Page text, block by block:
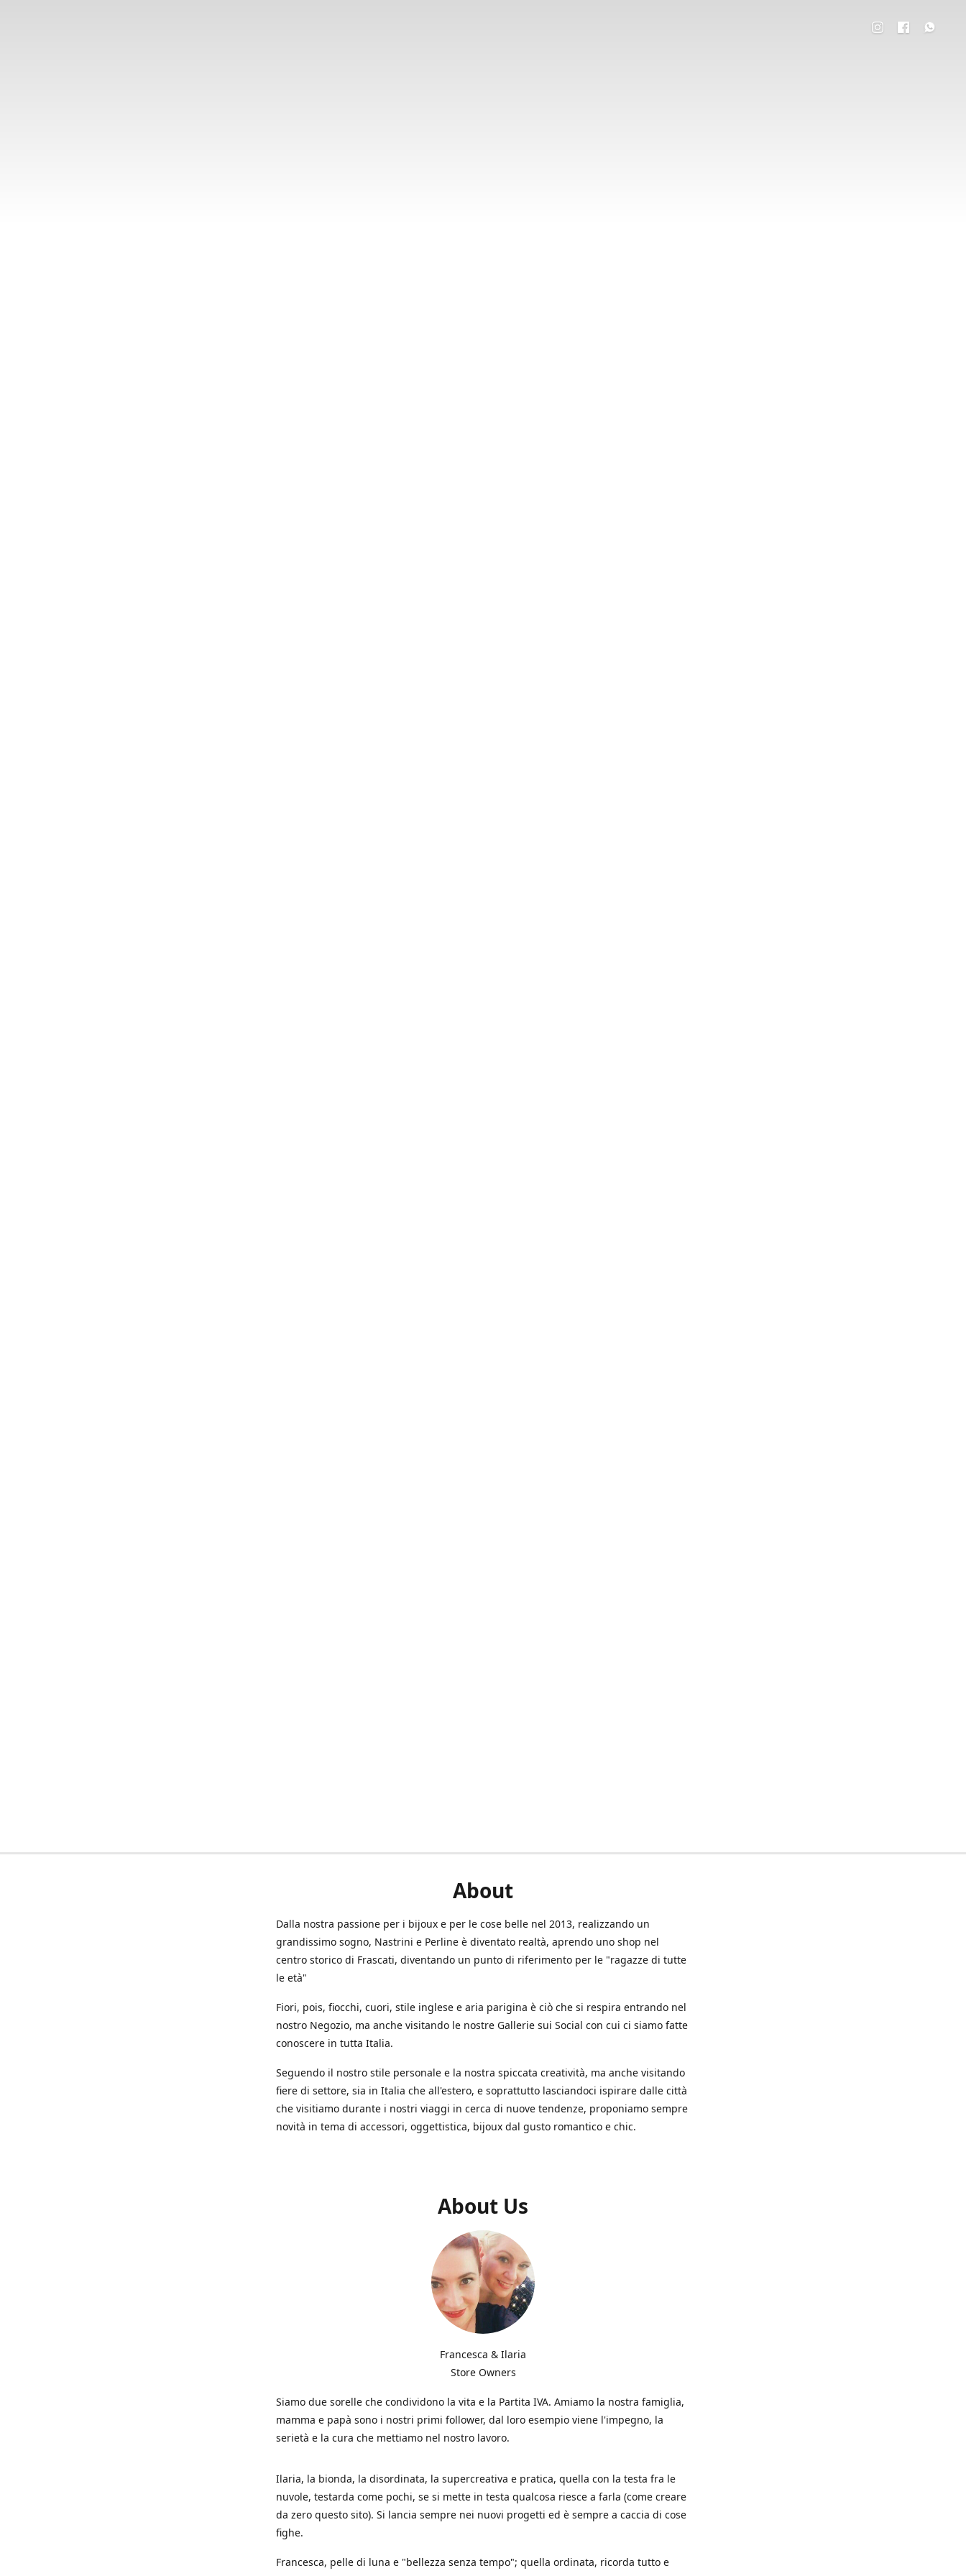
About
Dalla nostra passione per i bijoux e per le cose belle nel 2013, realizzando un
grandissimo sogno, Nastrini e Perline è diventato realtà, aprendo uno shop nel
centro storico di Frascati, diventando un punto di riferimento per le "ragazze di tutte
le età"
Fiori, pois, fiocchi, cuori, stile inglese e aria parigina è ciò che si respira entrando nel
nostro Negozio, ma anche visitando le nostre Gallerie sui Social con cui ci siamo fatte
conoscere in tutta Italia.
Seguendo il nostro stile personale e la nostra spiccata creatività, ma anche visitando
fiere di settore, sia in Italia che all'estero, e soprattutto lasciandoci ispirare dalle città
che visitiamo durante i nostri viaggi in cerca di nuove tendenze, proponiamo sempre
novità in tema di accessori, oggettistica, bijoux dal gusto romantico e chic.
About Us
Francesca & Ilaria
Store Owners
Siamo due sorelle che condividono la vita e la Partita IVA. Amiamo la nostra famiglia,
mamma e papà sono i nostri primi follower, dal loro esempio viene l'impegno, la
serietà e la cura che mettiamo nel nostro lavoro.
Ilaria, la bionda, la disordinata, la supercreativa e pratica, quella con la testa fra le
nuvole, testarda come pochi, se si mette in testa qualcosa riesce a farla (come creare
da zero questo sito). Si lancia sempre nei nuovi progetti ed è sempre a caccia di cose
fighe.
Francesca, pelle di luna e "bellezza senza tempo"; quella ordinata, ricorda tutto e